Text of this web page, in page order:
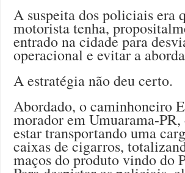
A suspeita dos policiais era
motorista tenha,
entrado na cidade para
operacional e evitar a
A estratégia não deu certo.
Abordado, o caminhoneiro
morador em Umuarama-PR,
estar transportando uma
caixas de cigarros,
maços do produto vindo do